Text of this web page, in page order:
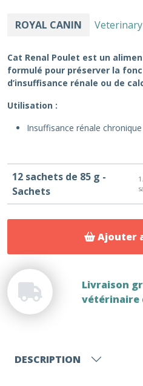
ROYAL CANIN
Cat Renal Poulet est un
formulé pour préserver la
d’insuffisance rénale ou de
Utilisation :
Insuffisance rénale chronique
12 sachets de 85 g -
Sachets
Ajouter
Livraison
vétérinaire
DESCRIPTION